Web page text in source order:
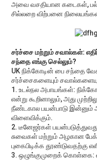
அவை வசதியான கடைகள்,
சில்லறை விற்பனை
சர்ச்சை மற்றும் சவால்கள்:
சந்தை எங்கு செல்லும்?
UK நிக்கோடின் பை சந்தை
சர்ச்சைகளையும்
1. உடல்நல அபாயங்கள்:
என்று கூறினாலும், அது
நீண்டகால பயன்பாடு இன்னும்
விளைவிக்கும்.
2. டீனேஜர்கள்
சுவைகள் மற்றும் அழகான
புகைபிடிக்க தூண்டுவதற்கு
3. ஒழுங்குமுறைக் கொள்கை: